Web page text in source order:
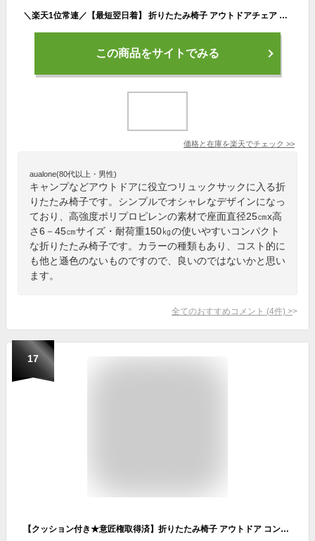
＼楽天1位常連／【最短翌日着】 折りたたみ椅子 アウトドアチェア 伸縮 ツール 子供 大人 キャンプ オフィス マルチチェア 折りたたみ 椅子 携帯 ショッピング 列 並ぶ 折りたたみチェア コンパクト 持ち運び 来客用 高さ自在 45cm 釣り テーマパーク
この商品をサイトでみる
価格と在庫を楽天でチェック >>
aualone(80代以上・男性)
キャンプなどアウトドアに役立つリュックサックに入る折
りたたみ椅子です。シンプルでオシャレなデザインになっ
ており、高強度ポリプロピレンの素材で座面直径25㎝x高
さ6－45㎝サイズ・耐荷重150㎏の使いやすいコンパクト
な折りたたみ椅子です。カラーの種類もあり、コスト的に
も他と遜色のないものですので、良いのではないかと思い
ます。
全てのおすすめコメント (4件) >
17
【クッション付き★意匠権取得済】折りたたみ椅子 アウトドア コンパクト 軽量 折りたたみチェア クッション付き おしゃれ 携帯 持ち運び 高さ調整可 耐荷重250kg 伸縮スツール 防災 万博